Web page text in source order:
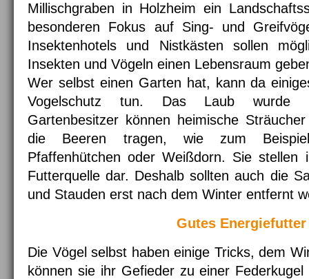
Millischgraben in Holzheim ein
besonderen Fokus auf Sing- und
Insektenhotels und Nistkästen sollen
Insekten und Vögeln einen Lebensraum
Wer selbst einen Garten hat, kann da
Vogelschutz tun. Das Laub wurde
Gartenbesitzer können heimische
die Beeren tragen, wie zum
Pfaffenhütchen oder Weißdorn. Sie stellen
Futterquelle dar. Deshalb sollten auch die
und Stauden erst nach dem Winter entfernt
Gutes Energiefutter
Die Vögel selbst haben einige Tricks, dem
können sie ihr Gefieder zu einer